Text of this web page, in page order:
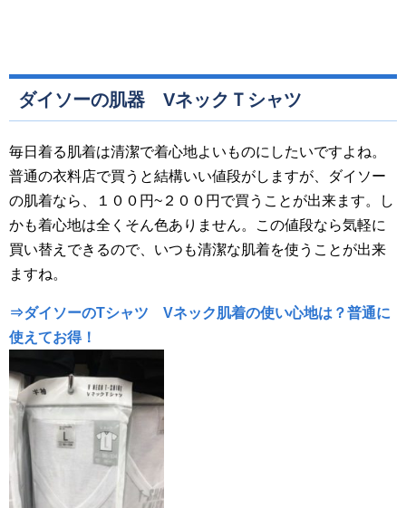
ダイソーの肌器 VネックＴシャツ
毎日着る肌着は清潔で着心地よいものにしたいですよね。
普通の衣料店で買うと結構いい値段がしますが、ダイソー
の肌着なら、１００円~２００円で買うことが出来ます。し
かも着心地は全くそん色ありません。この値段なら気軽に
買い替えできるので、いつも清潔な肌着を使うことが出来
ますね。
⇒ダイソーのTシャツ Vネック肌着の使い心地は？普通に
使えてお得！